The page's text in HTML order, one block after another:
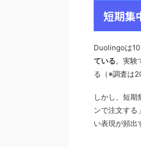
短期集
Duolingoは10
ている。実験
る（※調査は
しかし、短期
ンで注文す
い表現が頻出